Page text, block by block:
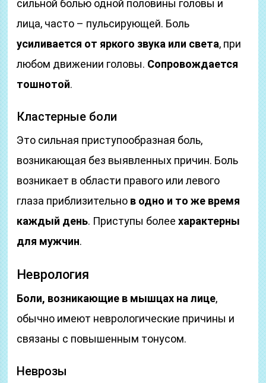
сильной болью одной половины головы и
лица, часто – пульсирующей. Боль
усиливается от яркого звука или света, при
любом движении головы. Сопровождается
тошнотой.
Кластерные боли
Это сильная приступообразная боль,
возникающая без выявленных причин. Боль
возникает в области правого или левого
глаза приблизительно в одно и то же время
каждый день. Приступы болеехарактерны
для мужчин.
Неврология
Боли, возникающие в мышцах на лице,
обычно имеют неврологические причины и
связаны с повышенным тонусом.
Неврозы